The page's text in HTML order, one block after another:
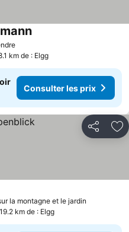
km de : Elgg
Consulter les prix
Partager
la montagne et le jardin
km de : Elgg